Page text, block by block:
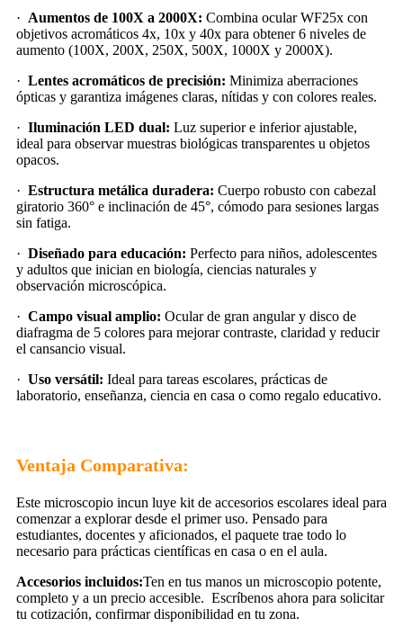
· Aumentos de 100X a 2000X: Combina ocular WF25x con
objetivos acromáticos 4x, 10x y 40x para obtener 6 niveles de
aumento (100X, 200X, 250X, 500X, 1000X y 2000X).
· Lentes acromáticos de precisión: Minimiza aberraciones
ópticas y garantiza imágenes claras, nítidas y con colores reales.
· Iluminación LED dual: Luz superior e inferior ajustable,
ideal para observar muestras biológicas transparentes u objetos
opacos.
· Estructura metálica duradera: Cuerpo robusto con cabezal
giratorio 360° e inclinación de 45°, cómodo para sesiones largas
sin fatiga.
· Diseñado para educación: Perfecto para niños, adolescentes
y adultos que inician en biología, ciencias naturales y
observación microscópica.
· Campo visual amplio: Ocular de gran angular y disco de
diafragma de 5 colores para mejorar contraste, claridad y reducir
el cansancio visual.
· Uso versátil: Ideal para tareas escolares, prácticas de
laboratorio, enseñanza, ciencia en casa o como regalo educativo.
Ventaja Comparativa:
Este microscopio incun luye kit de accesorios escolares ideal para
comenzar a explorar desde el primer uso. Pensado para
estudiantes, docentes y aficionados, el paquete trae todo lo
necesario para prácticas científicas en casa o en el aula.
Accesorios incluidos:Ten en tus manos un microscopio potente,
completo y a un precio accesible. Escríbenos ahora para solicitar
tu cotización, confirmar disponibilidad en tu zona.